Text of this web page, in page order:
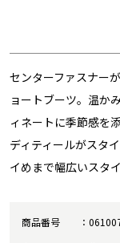
センターファスナー
ョートブーツ。温か
ィネートに季節感を
ディティールがスタ
イめまで幅広いスタ
商品番号